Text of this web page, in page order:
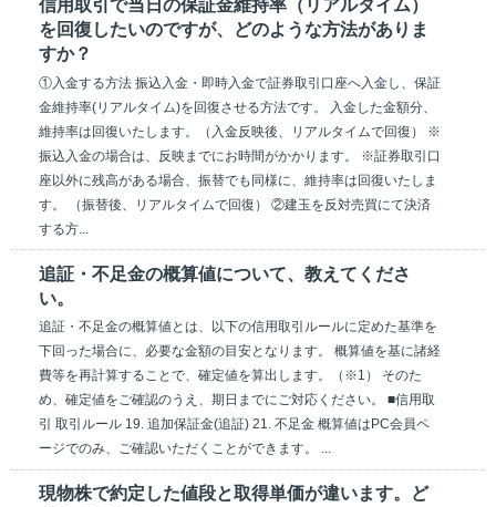
信用取引で当日の保証金維持率（リアルタイム）
を回復したいのですが、どのような方法がありま
すか？
①入金する方法 振込入金・即時入金で証券取引口座へ入金し、保証
金維持率(リアルタイム)を回復させる方法です。 入金した金額分、
維持率は回復いたします。（入金反映後、リアルタイムで回復） ※
振込入金の場合は、反映までにお時間がかかります。 ※証券取引口
座以外に残高がある場合、振替でも同様に、維持率は回復いたしま
す。 （振替後、リアルタイムで回復） ②建玉を反対売買にて決済
する方...
追証・不足金の概算値について、教えてくださ
い。
追証・不足金の概算値とは、以下の信用取引ルールに定めた基準を
下回った場合に、必要な金額の目安となります。 概算値を基に諸経
費等を再計算することで、確定値を算出します。（※1） そのた
め、確定値をご確認のうえ、期日までにご対応ください。 ■信用取
引 取引ルール 19. 追加保証金(追証) 21. 不足金 概算値はPC会員ペ
ージでのみ、ご確認いただくことができます。 ...
現物株で約定した値段と取得単価が違います。ど